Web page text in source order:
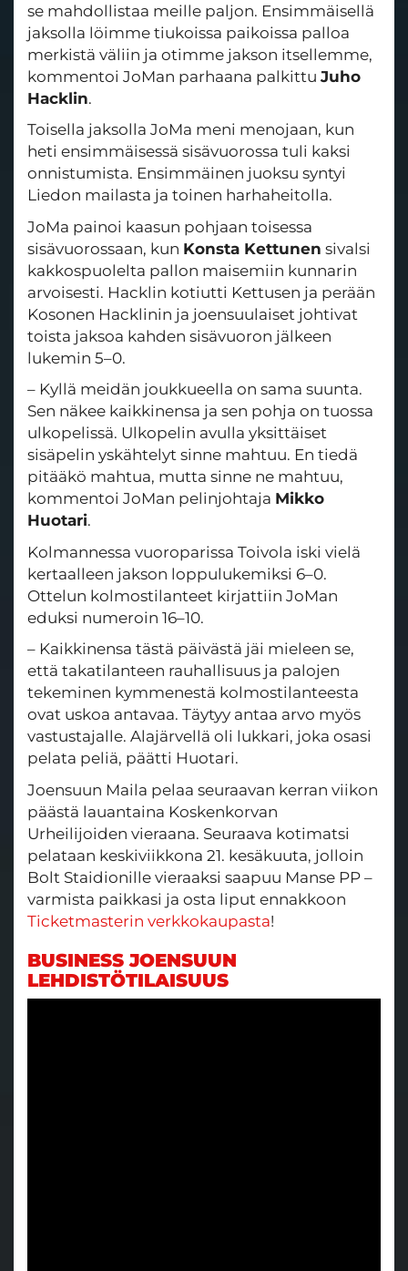
se mahdollistaa meille paljon. Ensimmäisellä
jaksolla löimme tiukoissa paikoissa palloa
merkistä väliin ja otimme jakson itsellemme,
kommentoi JoMan parhaana palkittu Juho
Hacklin.
Toisella jaksolla JoMa meni menojaan, kun
heti ensimmäisessä sisävuorossa tuli kaksi
onnistumista. Ensimmäinen juoksu syntyi
Liedon mailasta ja toinen harhaheitolla.
JoMa painoi kaasun pohjaan toisessa
sisävuorossaan, kun Konsta Kettunen sivalsi
kakkospuolelta pallon maisemiin kunnarin
arvoisesti. Hacklin kotiutti Kettusen ja perään
Kosonen Hacklinin ja joensuulaiset johtivat
toista jaksoa kahden sisävuoron jälkeen
lukemin 5–0.
– Kyllä meidän joukkueella on sama suunta.
Sen näkee kaikkinensa ja sen pohja on tuossa
ulkopelissä. Ulkopelin avulla yksittäiset
sisäpelin yskähtelyt sinne mahtuu. En tiedä
pitääkö mahtua, mutta sinne ne mahtuu,
kommentoi JoMan pelinjohtaja Mikko
Huotari.
Kolmannessa vuoroparissa Toivola iski vielä
kertaalleen jakson loppulukemiksi 6–0.
Ottelun kolmostilanteet kirjattiin JoMan
eduksi numeroin 16–10.
– Kaikkinensa tästä päivästä jäi mieleen se,
että takatilanteen rauhallisuus ja palojen
tekeminen kymmenestä kolmostilanteesta
ovat uskoa antavaa. Täytyy antaa arvo myös
vastustajalle. Alajärvellä oli lukkari, joka osasi
pelata peliä, päätti Huotari.
Joensuun Maila pelaa seuraavan kerran viikon
päästä lauantaina Koskenkorvan
Urheilijoiden vieraana. Seuraava kotimatsi
pelataan keskiviikkona 21. kesäkuuta, jolloin
Bolt Staidionille vieraaksi saapuu Manse PP –
varmista paikkasi ja osta liput ennakkoon
Ticketmasterin verkkokaupasta!
BUSINESS JOENSUUN
LEHDISTÖTILAISUUS